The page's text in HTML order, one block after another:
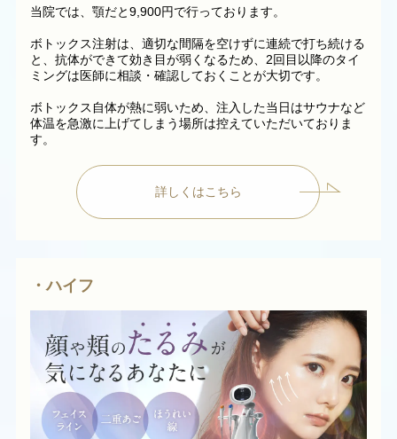
当院では、顎だと9,900円で行っております。
ボトックス注射は、適切な間隔を空けずに連続で打ち続ける
と、抗体ができて効き目が弱くなるため、2回目以降のタイ
ミングは医師に相談・確認しておくことが大切です。
ボトックス自体が熱に弱いため、注入した当日はサウナなど
体温を急激に上げてしまう場所は控えていただいておりま
す。
詳しくはこちら
・ハイフ